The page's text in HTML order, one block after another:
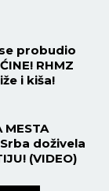
se probudio
RHMZ
i kiša!
MESTA
doživela
(VIDEO)